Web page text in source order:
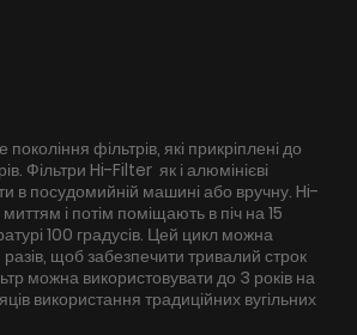
фільтрів, які прикріплені до
Фільтри Hi-Filter як і алюмінієві
в посудомийній машині або вручну. Hi-
і потім поміщають в піч на 15
100 градусів. Цей цикл можна
щоб забезпечити тривалий строк
можна використовувати до 3 років на
використання традиційних вугільних